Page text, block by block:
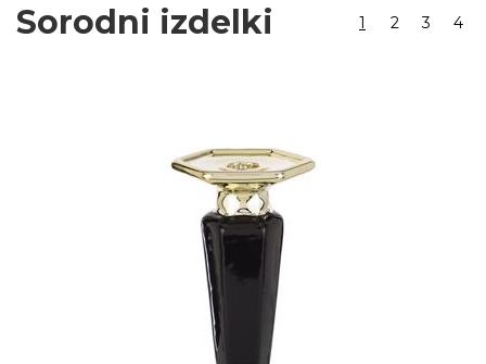
Sorodni izdelki 1 2 3 4